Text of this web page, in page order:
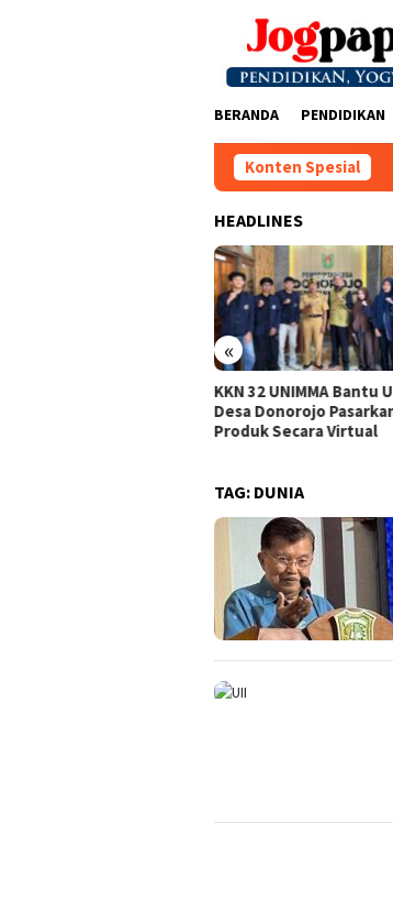
BERANDA PENDIDIKAN
Konten Spesial
HEADLINES
«
KKN 32 UNIMMA Bantu
Desa Donorojo
Produk Secara Virtual
TAG: DUNIA